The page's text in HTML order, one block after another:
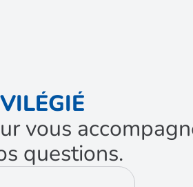
vous
questions.